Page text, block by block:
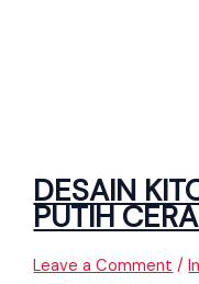
DESAIN
PUTIH
Leave a Comment /